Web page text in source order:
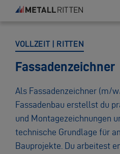
VOLLZEIT | RITTEN
Fassadenzeichner
Als Fassadenzeichner (m/
Fassadenbau erstellst du
und Montagezeichnungen
technische Grundlage für
Bauprojekte. Du arbeitest